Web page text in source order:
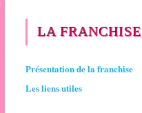
LA FRANCHISE
Présentation de la franchise
Les liens utiles